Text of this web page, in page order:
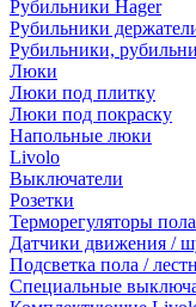
Рубильники Hager
Рубильники
Рубильники,
Люки
Люки под плитку
Люки под покраску
Напольные люки
Livolo
Выключатели
Розетки
Терморегуляторы пола
Датчики движения /
Подсветка пола /
Специальные